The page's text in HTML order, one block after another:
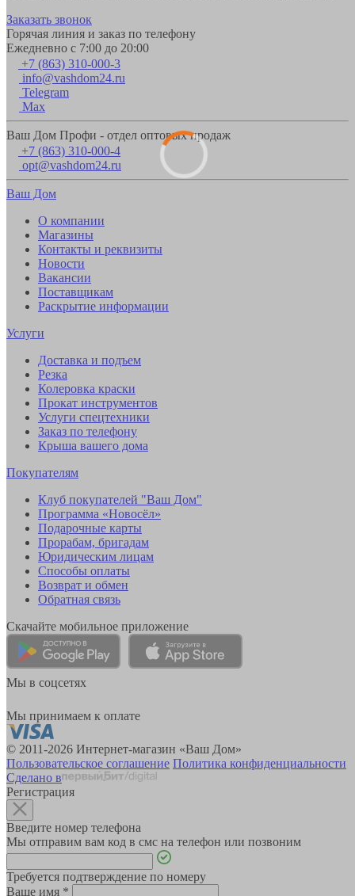
Заказать звонок
Горячая линия и заказ по телефону
Ежедневно с 7:00 до 20:00
+7 (863) 310-000-3
info@vashdom24.ru
Telegram
Max
Ваш Дом Профи - отдел оптовых продаж
+7 (863) 310-000-4
opt@vashdom24.ru
Ваш Дом
О компании
Магазины
Контакты и реквизиты
Новости
Вакансии
Поставщикам
Раскрытие информации
Услуги
Доставка и подъем
Резка
Колеровка краски
Прокат инструментов
Услуги спецтехники
Заказ по телефону
Крыша вашего дома
Покупателям
Клуб покупателей "Ваш Дом"
Программа «Новосёл»
Подарочные карты
Прорабам, бригадам
Юридическим лицам
Способы оплаты
Возврат и обмен
Обратная связь
Скачайте мобильное приложение
Мы в соцсетях
Мы принимаем к оплате
© 2011-2026 Интернет-магазин «Ваш Дом»
Пользовательское соглашение Политика конфиденциальности
Сделано в
Регистрация
Введите номер телефона
Мы отправим вам код в смс на телефон или позвоним
Требуется подтверждение по номеру
Ваше имя *